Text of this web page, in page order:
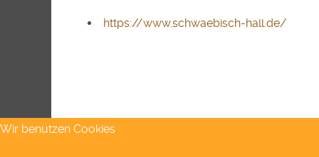
https://www.schwaebisch-hall.de/
Wir benutzen Cookies